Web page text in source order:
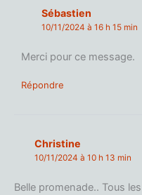
Sébastien
10/11/2024 à 16 h 15 min
Merci pour ce message.
Répondre
Christine
10/11/2024 à 10 h 13 min
Belle promenade.. Tous